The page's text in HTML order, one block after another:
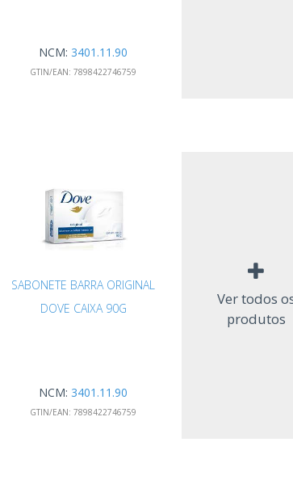
NCM: 3401.11.90
GTIN/EAN: 7898422746759
SABONETE BARRA ORIGINAL
DOVE CAIXA 90G
NCM: 3401.11.90
GTIN/EAN: 7898422746759
Ver todos
produtos